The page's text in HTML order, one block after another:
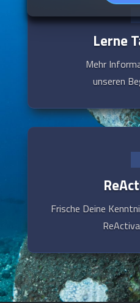
Lerne
Mehr
unseren
Frische Deine